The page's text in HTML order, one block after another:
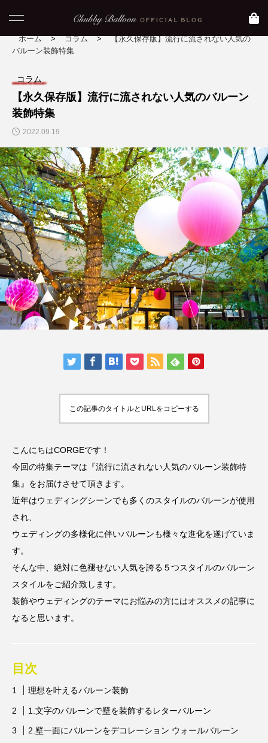
NEW POST
コラム
【 おすすめ映画】元
気になりたい時に観た
い映画３選
YUME
2022.11.01
【大阪 大正区】Asam
iのおすすめグルメ
ASAMI
2022.10.07
検索する
TAG LIST
header Image inner
interior mclaren
picture portfolio speed tag
theme thor world
ホーム > コラム >
【永久保存版】流行に流されない人気の
バルーン装飾特集
コラム
【永久保存版】流行に流されない人気のバルーン
装飾特集
2022.09.19
この記事のタイトルとURLをコピーする
こんにちはCORGEです！
今回の特集テーマは『流行に流されない人気のバルーン装飾特
集』をお届けさせて頂きます。
近年はウェディングシーンでも多くのスタイルのバルーンが使用
され、
ウェディングの多様化に伴いバルーンも様々な進化を遂げていま
す。
そんな中、絶対に色褪せない人気を誇る５つスタイルのバルーン
スタイルをご紹介致します。
装飾やウェディングのテーマにお悩みの方にはオススメの記事に
なると思います。
目次
理想を叶えるバルーン装飾
1.文字のバルーンで壁を装飾するレターバルーン
2.壁一面にバルーンをデコレーション ウォールバルーン